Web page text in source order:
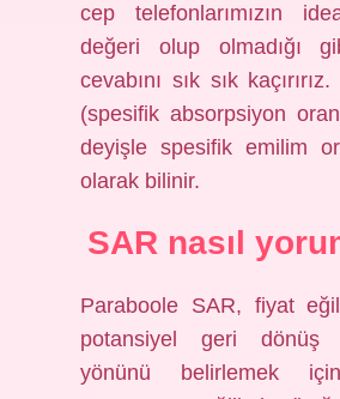
cep telefonlarımızın
değeri olup olmadığı
cevabını sık sık
(spesifik absorpsiyon
deyişle spesifik emilim
olarak bilinir.
SAR nasıl
Paraboole SAR, fiyat
potansiyel geri dönüş
yönünü belirlemek için